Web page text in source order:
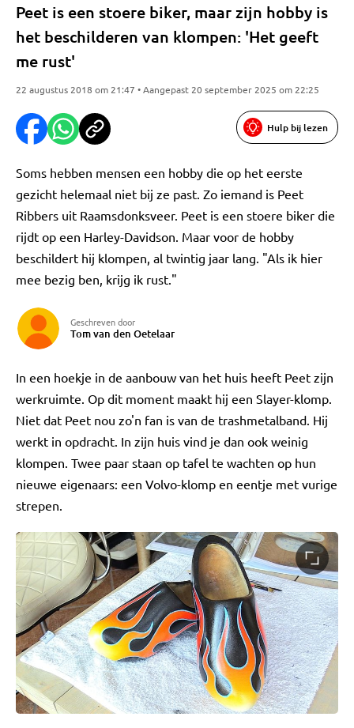
Peet is een stoere biker, maar zijn hobby is
het beschilderen van klompen: 'Het geeft
me rust'
22 augustus 2018 om 21:47 • Aangepast 20 september 2025 om 22:25
Hulp bij lezen
Soms hebben mensen een hobby die op het eerste
gezicht helemaal niet bij ze past. Zo iemand is Peet
Ribbers uit Raamsdonksveer. Peet is een stoere biker die
rijdt op een Harley-Davidson. Maar voor de hobby
beschildert hij klompen, al twintig jaar lang. "Als ik hier
mee bezig ben, krijg ik rust."
Geschreven door
Tom van den Oetelaar
In een hoekje in de aanbouw van het huis heeft Peet zijn
werkruimte. Op dit moment maakt hij een Slayer-klomp.
Niet dat Peet nou zo'n fan is van de trashmetalband. Hij
werkt in opdracht. In zijn huis vind je dan ook weinig
klompen. Twee paar staan op tafel te wachten op hun
nieuwe eigenaars: een Volvo-klomp en eentje met vurige
strepen.